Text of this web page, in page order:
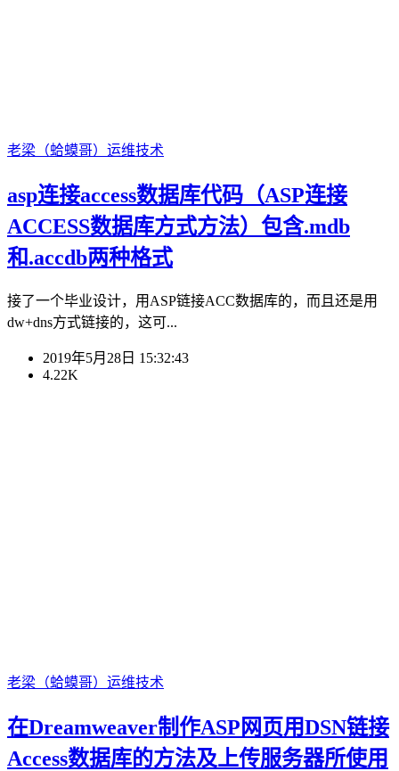
老梁（蛤蟆哥） 运维技术
asp连接access数据库代码（ASP连接
ACCESS数据库方式方法）包含.mdb
和.accdb两种格式
接了一个毕业设计，用ASP链接ACC数据库的，而且还是用
dw+dns方式链接的，这可...
2019年5月28日 15:32:43
4.22K
老梁（蛤蟆哥） 运维技术
在Dreamweaver制作ASP网页用DSN链接
Access数据库的方法及上传服务器所使用